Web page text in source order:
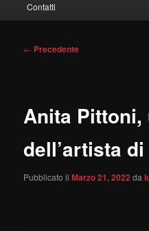
Contatti
Navigazione
← Precedente
Anita
dell’artista
Pubblicato ilMarzo 21, 2022 da